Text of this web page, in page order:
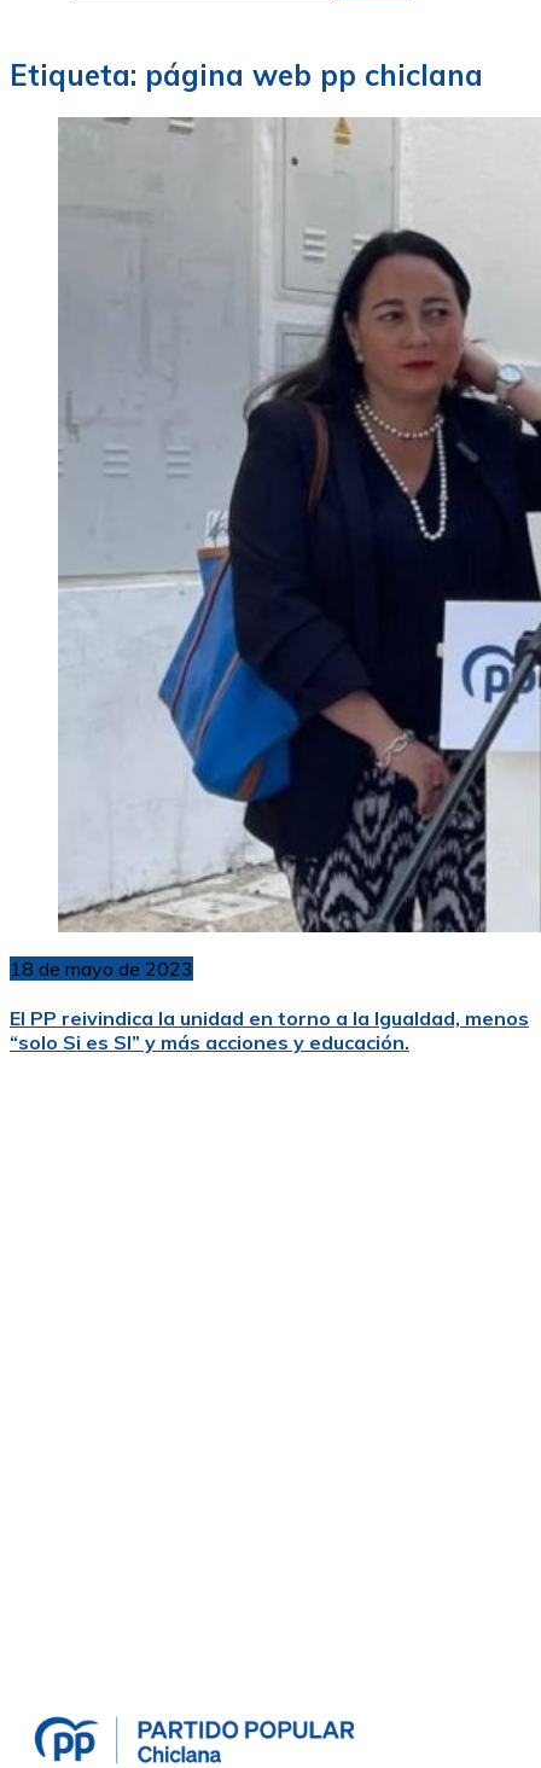
Etiqueta: página web pp chiclana
18 de mayo de 2023
El PP reivindica la unidad en torno a la Igualdad, menos
“solo Si es SI” y más acciones y educación.